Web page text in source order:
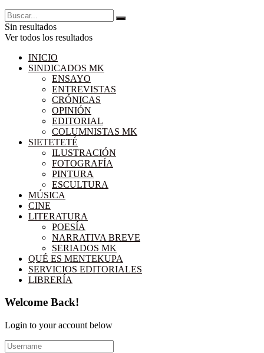
Sin resultados
Ver todos los resultados
INICIO
SINDICADOS MK
ENSAYO
ENTREVISTAS
CRÓNICAS
OPINIÓN
EDITORIAL
COLUMNISTAS MK
SIETETETÉ
ILUSTRACIÓN
FOTOGRAFÍA
PINTURA
ESCULTURA
MÚSICA
CINE
LITERATURA
POESÍA
NARRATIVA BREVE
SERIADOS MK
QUÉ ES MENTEKUPA
SERVICIOS EDITORIALES
LIBRERÍA
Welcome Back!
Login to your account below